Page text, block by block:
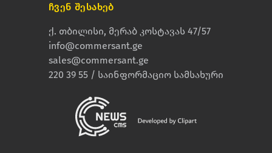
ჩვენ შესახებ
ქ. თბილისი, მერაბ კოსტავას 47/57
info@commersant.ge
sales@commersant.ge
220 39 55 / საინფორმაციო სამსახური